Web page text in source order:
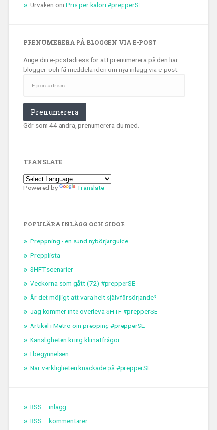
Urvaken om Pris per kalori #prepperSE
PRENUMERERA PÅ BLOGGEN VIA E-POST
Ange din e-postadress för att prenumerera på den här
bloggen och få meddelanden om nya inlägg via e-post.
postadress
Prenumerera
Gör som 44 andra, prenumerera du med.
TRANSLATE
Powered by Translate
POPULÄRA INLÄGG OCH SIDOR
Preppning - en sund nybörjarguide
Prepplista
SHFT-scenarier
Veckorna som gått (72) #prepperSE
Är det möjligt att vara helt självförsörjande?
Jag kommer inte överleva SHTF #prepperSE
Artikel i Metro om prepping #prepperSE
Känsligheten kring klimatfrågor
I begynnelsen...
När verkligheten knackade på #prepperSE
RSS – inlägg
RSS – kommentarer